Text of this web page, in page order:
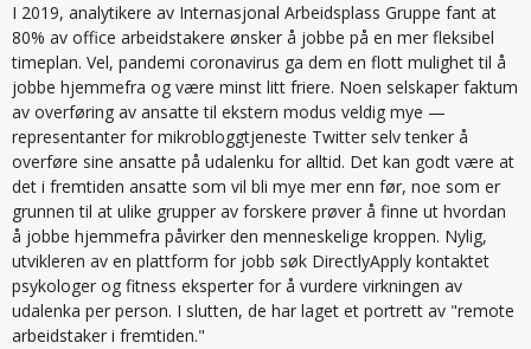
I 2019, analytikere av Internasjonal Arbeidsplass Gruppe fant at
80% av office arbeidstakere ønsker å jobbe på en mer fleksibel
timeplan. Vel, pandemi coronavirus ga dem en flott mulighet til å
jobbe hjemmefra og være minst litt friere. Noen selskaper faktum
av overføring av ansatte til ekstern modus veldig mye —
representanter for mikrobloggtjeneste Twitter selv tenker å
overføre sine ansatte på udalenku for alltid. Det kan godt være at
det i fremtiden ansatte som vil bli mye mer enn før, noe som er
grunnen til at ulike grupper av forskere prøver å finne ut hvordan
å jobbe hjemmefra påvirker den menneskelige kroppen. Nylig,
utvikleren av en plattform for jobb søk DirectlyApply kontaktet
psykologer og fitness eksperter for å vurdere virkningen av
udalenka per person. I slutten, de har laget et portrett av "remote
arbeidstaker i fremtiden."